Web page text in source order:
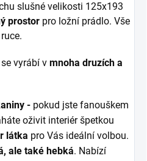
slušné velikosti 125x193
prostor pro ložní prádlo. Vše
vyrábí v mnoha druzích a
- pokud jste fanouškem
oživit interiér špetkou
látka pro Vás ideální volbou.
ale také hebká. Nabízí